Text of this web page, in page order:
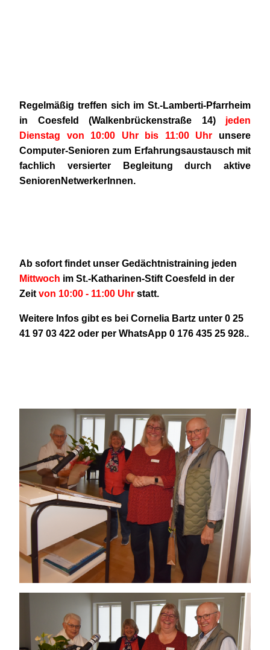
Regelmäßig treffen sich im St.-Lamberti-Pfarrheim
in Coesfeld (Walkenbrückenstraße 14) jeden
Dienstag von 10:00 Uhr bis 11:00 Uhr unsere
Computer-Senioren zum Erfahrungsaustausch mit
fachlich versierter Begleitung durch aktive
SeniorenNetwerkerInnen.
Ab sofort findet unser Gedächtnistraining jeden
Mittwoch im St.-Katharinen-Stift Coesfeld in der
Zeit von 10:00 - 11:00 Uhr statt.
Weitere Infos gibt es bei Cornelia Bartz unter 0 25
41 97 03 422 oder per WhatsApp 0 176 435 25 928..